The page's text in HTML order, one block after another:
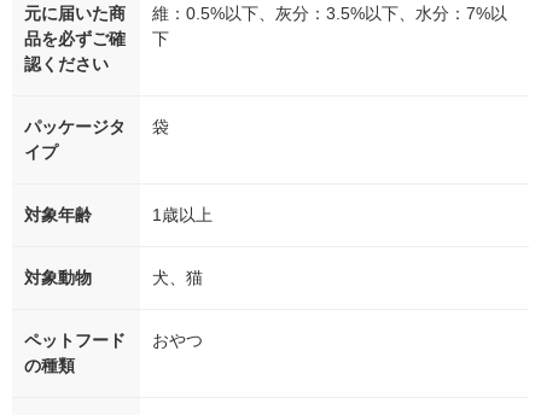
元に届いた商
品を必ずご確
認ください
維：0.5%以下、灰分：3.5%以下、水分：7%以
下
パッケージタ
イプ
袋
対象年齢 1歳以上
対象動物 犬、猫
ペットフード
の種類
おやつ